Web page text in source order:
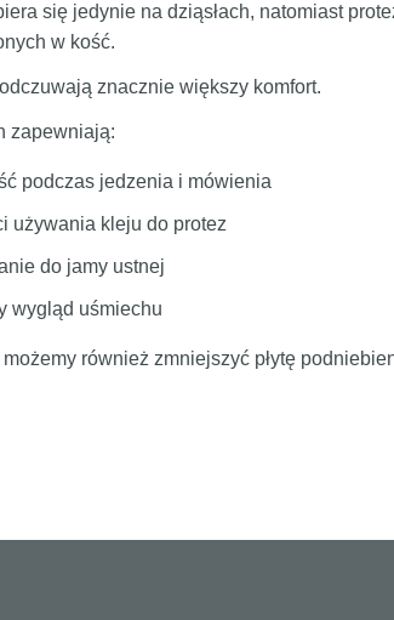
się jedynie na dziąsłach, natomiast
w kość.
znacznie większy komfort.
zapewniają:
podczas jedzenia i mówienia
używania kleju do protez
do jamy ustnej
wygląd uśmiechu
również zmniejszyć płytę